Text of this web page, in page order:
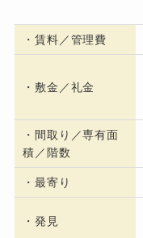
・賃料／管理費
・ 敷金／礼金
・間取り／専有面
積／階数
・最寄り
・発見